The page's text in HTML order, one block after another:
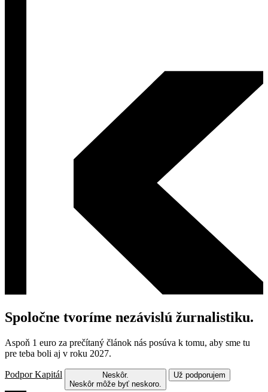
Spoločne tvoríme nezávislú žurnalistiku.
Aspoň 1 euro za prečítaný článok nás posúva k tomu, aby sme tu
pre teba boli aj v roku 2027.
Podpor Kapitál
Neskôr.
Neskôr môže byť neskoro.
Už podporujem